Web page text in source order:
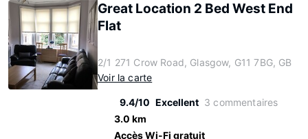
Great Location 2 Bed West End
Flat
2/1 271 Crow Road, Glasgow, G11 7BG, GB
Voir la carte
9.4/10 Excellent 3 commentaires
3.0 km
Accès Wi-Fi gratuit